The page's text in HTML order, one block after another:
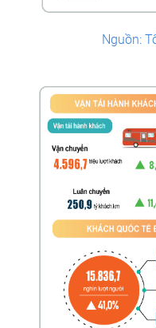
Nguồn: